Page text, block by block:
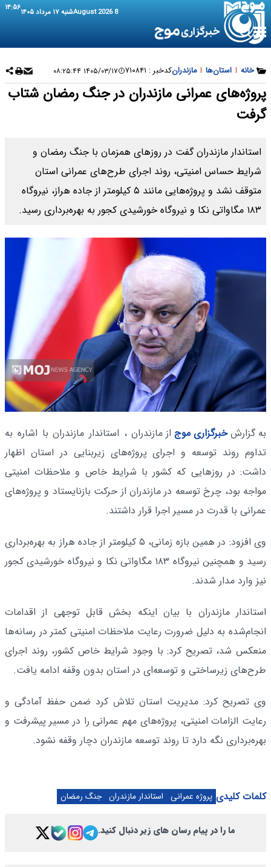
8 August 2026 شنبه ۱۷ مرداد ۱۴۰۵ ۱۴:۵۶
خانه | استان‌ها | مازندرانکدخبر : ۷۱۰۸۴۱ ۱۴۰۵/۰۳/۱۷ ۰۸:۲۵:۴۴
پروژه‌های عمرانی مازندران در جنگ رمضان شتاب
گرفت
استاندار مازندران گفت در روزهای همزمان با جنگ رمضان و
شرایط حساس امنیتی، روند اجرای طرح‌های عمرانی استان
متوقف نشد و پروژه‌هایی مانند ۵ کیلومتر از جاده هراز، نیروگاه
۱۸۳ مگاواتی نکا و نیروگاه خورشیدی کجور به بهره‌برداری رسید.
به گزارشخبرگزاری موج از مازندران ، استاندار مازندران با اشاره به
تداوم روند توسعه و اجرای پروژه‌های زیربنایی در استان اظهار
داشت: در روزهایی که کشور با شرایط خاص و ملاحظات امنیتی
مواجه بود، چرخ توسعه در مازندران از حرکت بازنایستاد و پروژه‌های
عمرانی با قدرت در مسیر اجرا قرار داشتند.
وی افزود: در همین بازه زمانی، ۵ کیلومتر از جاده هراز به بهره‌برداری
رسید و همچنین نیروگاه ۱۸۳ مگاواتی نکا و نیروگاه خورشیدی کجور
نیز وارد مدار شدند.
استاندار مازندران با بیان اینکه بخش قابل توجهی از اقدامات
انجام‌شده به دلیل ضرورت رعایت ملاحظات امنیتی کمتر در رسانه‌ها
منعکس شد، تصریح کرد: با وجود شرایط خاص کشور، روند اجرای
طرح‌های زیرساختی و توسعه‌ای در استان بدون وقفه ادامه یافت.
وی تصریح کرد: مدیریت استان تلاش کرد ضمن حفظ آمادگی و
رعایت الزامات امنیتی، پروژه‌های مهم عمرانی را در مسیر پیشرفت و
بهره‌برداری نگه دارد تا روند توسعه مازندران دچار وقفه نشود.
کلمات کلیدی پروژه عمرانی استاندار مازندران جنگ رمضان
ما را در پیام رسان های زیر دنبال کنید.